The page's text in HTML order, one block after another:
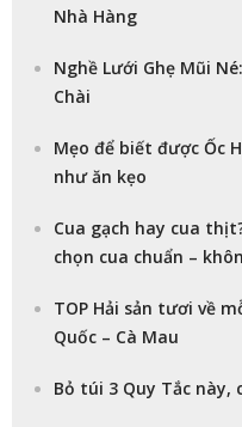
Nhà Hàng
Nghề Lưới Ghẹ Mũi
Chài
Mẹo để biết được Ốc
như ăn kẹo
Cua gạch hay cua
chọn cua chuẩn –
TOP Hải sản tươi về
Quốc – Cà Mau
Bỏ túi 3 Quy Tắc này,